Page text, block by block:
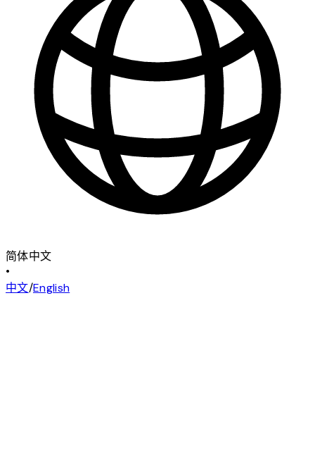
简体中文
•
中文/English